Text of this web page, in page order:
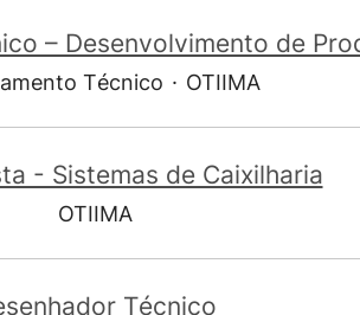
– Desenvolvimento de
Técnico · OTIIMA
- Sistemas de Caixilharia
OTIIMA
Técnico